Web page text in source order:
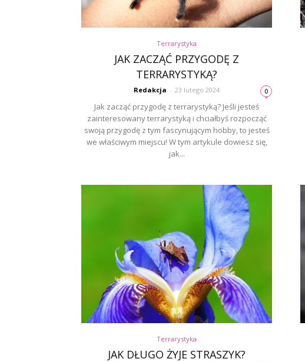
Terrarystyka
JAK ZACZĄĆ PRZYGODĘ Z
TERRARYSTYKĄ?
Redakcja - 23 lutego 2024 0
Jak zacząć przygodę z terrarystyką? Jeśli jesteś
zainteresowany terrarystyką i chciałbyś rozpocząć
swoją przygodę z tym fascynującym hobby, to jesteś
we właściwym miejscu! W tym artykule dowiesz się,
jak...
Terrarystyka
JAK DŁUGO ŻYJE STRASZYK?